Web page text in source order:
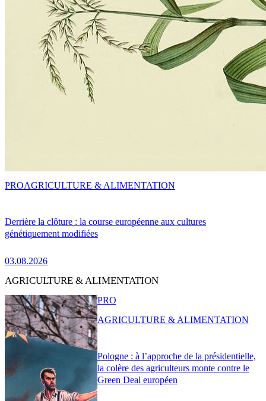
Derrière la clôture : la course européenne aux cultures
génétiquement modifiées
03.08.2026
PROAGRICULTURE & ALIMENTATION
AGRICULTURE & ALIMENTATION
Pologne : à l’approche de la présidentielle,
la colère des agriculteurs monte contre le
Green Deal européen
PRO
AGRICULTURE & ALIMENTATION